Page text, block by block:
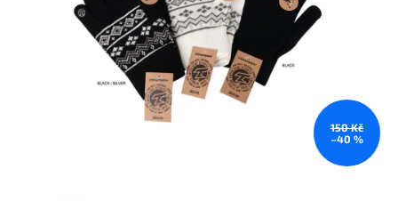
150 Kč
–40 %